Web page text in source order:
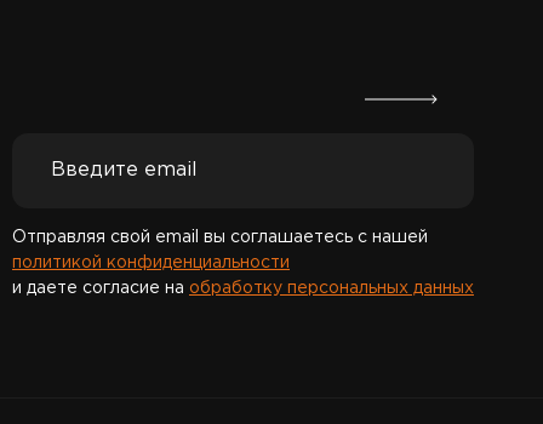
Отправляя свой email вы соглашаетесь с нашей
политикой конфиденциальности
и даете согласие на обработку персональных данных